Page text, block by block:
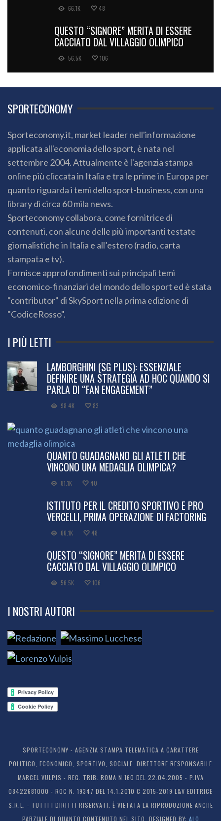
66.1K 48
QUESTO “SIGNORE” MERITA DI ESSERE
CACCIATO DAL VILLAGGIO OLIMPICO
56.5K 106
SPORTECONOMY
Sporteconomy.it, market leader nell'informazione
applicata all'economia dello sport, è nata nel
settembre 2004. Attualmente è l'agenzia stampa
online più cliccata in Italia e tra le prime in Europa per
quanto riguarda i temi dello sport-business, con una
library di circa 60 mila news.
Sporteconomy collabora, come fornitrice di
contenuti, con alcune delle più importanti testate
giornalistiche in Italia e all’estero (radio, carta
stampata e tv).
Fornisce approfondimenti sui principali temi
economico-finanziari del mondo dello sport ed è stata
"contributor" di SkySport nella prima edizione di
"CodiceRosso".
I PIÙ LETTI
LAMBORGHINI (SG PLUS): ESSENZIALE
DEFINIRE UNA STRATEGIA AD HOC QUANDO SI
PARLA DI “FAN ENGAGEMENT”
98.4K 83
QUANTO GUADAGNANO GLI ATLETI CHE
VINCONO UNA MEDAGLIA OLIMPICA?
81.1K 40
ISTITUTO PER IL CREDITO SPORTIVO E PRO
VERCELLI, PRIMA OPERAZIONE DI FACTORING
66.1K 48
QUESTO “SIGNORE” MERITA DI ESSERE
CACCIATO DAL VILLAGGIO OLIMPICO
56.5K 106
I NOSTRI AUTORI
SPORTECONOMY - AGENZIA STAMPA TELEMATICA A CARATTERE
POLITICO, ECONOMICO, SPORTIVO, SOCIALE. DIRETTORE RESPONSABILE
MARCEL VULPIS - REG. TRIB. ROMA N.160 DEL 22.04.2005 - P.IVA
08422681000 - ROC N. 19347 DEL 14.1.2010 C 2015-2019 L&V EDITRICE
S.R.L. - TUTTI I DIRITTI RISERVATI. È VIETATA LA RIPRODUZIONE ANCHE
PARZIALE DI QUANTO CONTENUTO NEL SITO. DESIGNED BY: ALO